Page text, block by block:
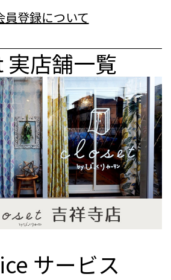
実店舗一覧
サービス